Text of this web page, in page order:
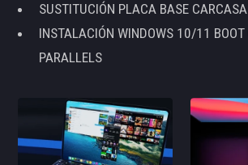
SUSTITUCIÓN PLACA BASE
INSTALACIÓN WINDOWS 10/11
PARALLELS